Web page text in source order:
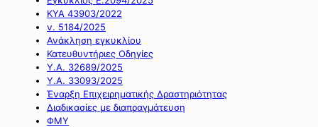
ΚΥΑ 43903/2022
ν. 5184/2025
Ανάκληση εγκυκλίου
Κατευθυντήριες Οδηγίες
Υ.Α. 32689/2025
Υ.Α. 33093/2025
Έναρξη Επιχειρηματικής Δραστηριότητας
Διαδικασίες με διαπραγμάτευση
ΦΜΥ